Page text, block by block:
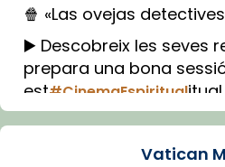
🍿 «Las ovejas
▶️ Descobreix les seves
prepara una bona
est#CinemaEspiritual
Imatge: Generada amb
Vatican